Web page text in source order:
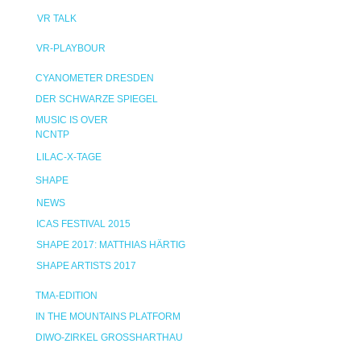
VR TALK
VR-PLAYBOUR
CYANOMETER DRESDEN
DER SCHWARZE SPIEGEL
MUSIC IS OVER
NCNTP
LILAC-X-TAGE
SHAPE
NEWS
ICAS FESTIVAL 2015
SHAPE 2017: MATTHIAS HÄRTIG
SHAPE ARTISTS 2017
TMA-EDITION
IN THE MOUNTAINS PLATFORM
DIWO-ZIRKEL GROSSHARTHAU